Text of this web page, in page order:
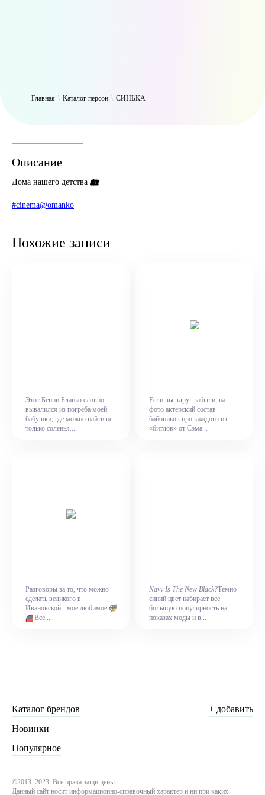
Главная \ Каталог персон \ СИНЬКА
Описание
Дома нашего детства 🏡
#cinema@omanko
Похожие записи
Этот Бенни Бланко словно
вывалился из погреба моей
бабушки, где можно найти не
только соленья...
Если вы вдруг забыли, на
фото актерский состав
байопиков про каждого из
«битлов» от Сэма...
Разговоры за то, что можно
сделать великого в
Ивановской - мое любимое 🤣
❤️Все,...
Navy Is The New Black?Темно-
синий цвет набирает все
большую популярность на
показах моды и в...
Каталог брендов
Новинки
Популярное
+ добавить
©2013–2023. Все права защищены.
Данный сайт носит информационно-справочный характер и ни при каких